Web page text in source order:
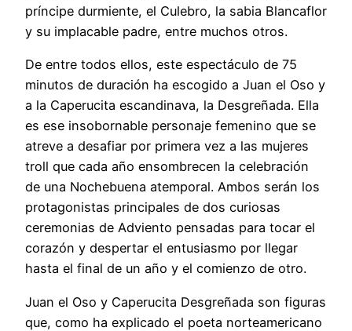
príncipe durmiente, el Culebro, la sabia Blancaflor
y su implacable padre, entre muchos otros.
De entre todos ellos, este espectáculo de 75
minutos de duración ha escogido a Juan el Oso y
a la Caperucita escandinava, la Desgreñada. Ella
es ese insobornable personaje femenino que se
atreve a desafiar por primera vez a las mujeres
troll que cada año ensombrecen la celebración
de una Nochebuena atemporal. Ambos serán los
protagonistas principales de dos curiosas
ceremonias de Adviento pensadas para tocar el
corazón y despertar el entusiasmo por llegar
hasta el final de un año y el comienzo de otro.
Juan el Oso y Caperucita Desgreñada son figuras
que, como ha explicado el poeta norteamericano